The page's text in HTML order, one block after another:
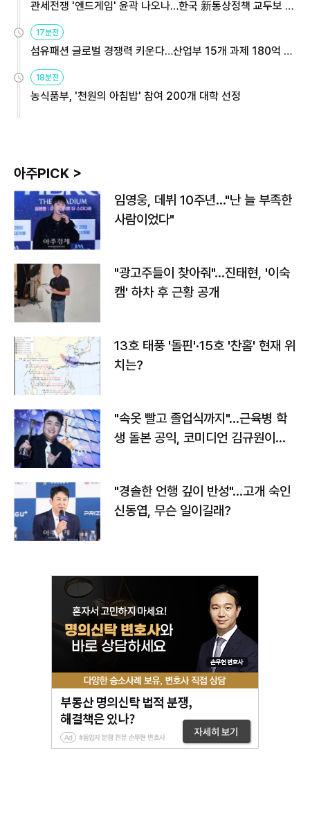
관세전쟁 '엔드게임' 윤곽 나오나…한국 新통상정책 교두보 활
용해야
17분전
섬유패션 글로벌 경쟁력 키운다…산업부 15개 과제 180억 지
원
18분전
농식품부, '천원의 아침밥' 참여 200개 대학 선정
아주PICK >
임영웅, 데뷔 10주년…"난 늘 부족한
사람이었다"
"광고주들이 찾아줘"…진태현, '이숙
캠' 하차 후 근황 공개
13호 태풍 '돌핀'·15호 '찬홈' 현재 위
치는?
"속옷 빨고 졸업식까지"…근육병 학
생 돌본 공익, 코미디언 김규원이었
"경솔한 언행 깊이 반성"…고개 숙인
신동엽, 무슨 일이길래?